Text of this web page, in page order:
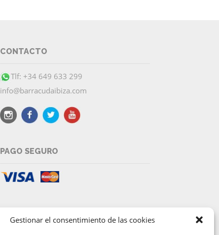
Gestionar el consentimiento de las cookies
CONTACTO
Tlf: +34 649 633 299
info@barracudaibiza.com
PAGO SEGURO